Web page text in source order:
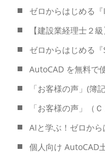
ゼロからはじめる『
【建設業経理士２
ゼロからはじめる『
AutoCAD を無料で
「お客様の声」(簿
「お客様の声」（Ｃ
AIと学ぶ！ゼロか
個人向け AutoCAD